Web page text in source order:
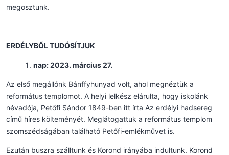
megosztunk.
ERDÉLYBŐL TUDÓSÍTJUK
nap: 2023. március 27.
Az első megállónk Bánffyhunyad volt, ahol megnéztük a
református templomot. A helyi lelkész elárulta, hogy iskolánk
névadója, Petőfi Sándor 1849-ben itt írta Az erdélyi hadsereg
című híres költeményét. Meglátogattuk a református templom
szomszédságában található Petőfi-emlékművet is.
Ezután buszra szálltunk és Korond irányába indultunk. Korond